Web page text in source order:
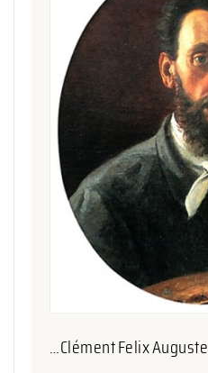
…Clément Felix Auguste